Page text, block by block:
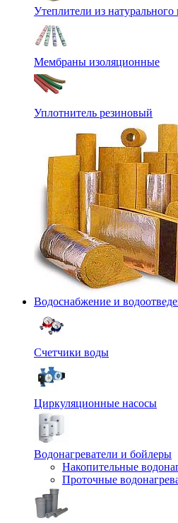
Утеплители из натурального
Мембраны изоляционные
Уплотнитель резиновый
Водоснабжение и
Счетчики воды
Циркуляционные насосы
Водонагреватели и бойлеры
Накопительные
Проточные